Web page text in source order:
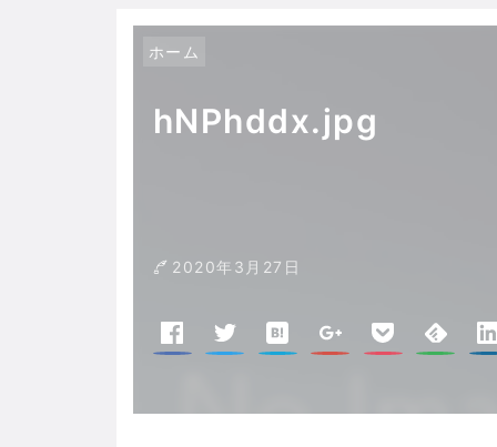
ホーム
hNPhddx.jpg
2020年3月27日